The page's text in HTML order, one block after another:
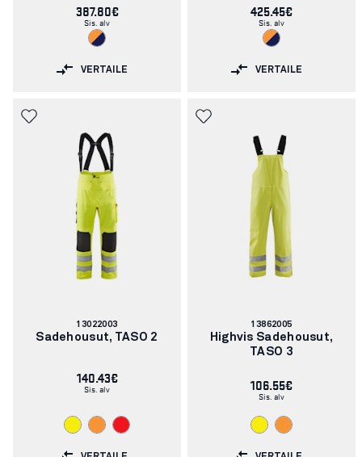
387.80€
Sis. alv
VERTAILE
425.45€
Sis. alv
VERTAILE
Tuotenumero:
13022003
Sadehousut, TASO 2
140.43€
Sis. alv
Tuotenumero:
13862005
Highvis Sadehousut,
TASO 3
106.55€
Sis. alv